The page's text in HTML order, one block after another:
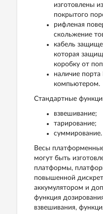
изготовлены
покрытого
рифленая
скольжение
кабель
которая
коробку от
наличие порта
компьютером.
Стандартные
взвешивание;
тарирование;
суммирование.
Весы
могут быть
платформы,
повышенной
аккумулятором и
функция
взвешивания,